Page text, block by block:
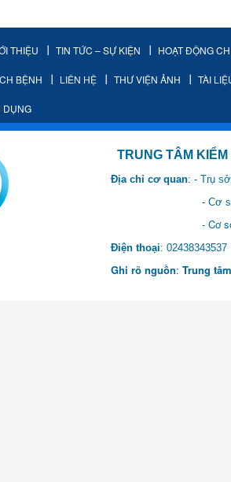
THIỆU TIN TỨC – SỰ KIỆN HOẠT ĐỘNG
BỆNH LIÊN HỆ THƯ VIỆN ẢNH TÀI
DỤNG
TRUNG TÂM KIỂM SOÁT
Địa chỉ cơ quan: - Trụ
- Cơ sở 2: Khu Hành
- Cơ sở 3: Số 1 Ngõ 2
Điện thoại:
Ghi rõ nguồn: Trung